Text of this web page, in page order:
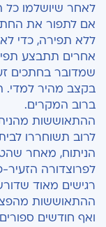
לאחר שיושלמו כל
אם לתפור את
ללא תפירה, כדי
אחרים תתבצע
שמדובר בחתכים
בקצב מהיר למדי.
ברוב המקרים.
ההתאוששות
לרוב תשוחררו
הניתוח, מאחר
לפרוצדורה
רגישים מאוד
ההתאוששות
ואף חודשים